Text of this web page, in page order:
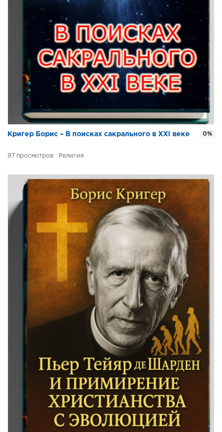
Кригер Борис – В поисках сакрального в XXI веке
97 Религия
0%